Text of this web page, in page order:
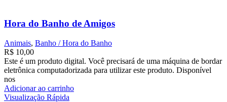
Hora do Banho de Amigos
Animais, Banho / Hora do Banho
R$ 10,00
Este é um produto digital. Você precisará de uma máquina de bordar
eletrônica computadorizada para utilizar este produto. Disponível
nos
Adicionar ao carrinho
Visualização Rápida